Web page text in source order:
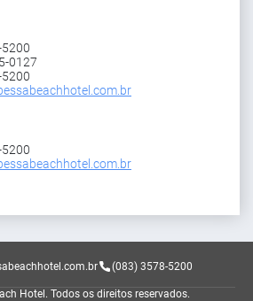
0127
(083) 3578-5200
Hotel. Todos os direitos reservados.